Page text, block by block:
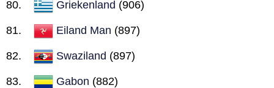
Griekenland (906)
Eiland Man (897)
Swaziland (897)
Gabon (882)